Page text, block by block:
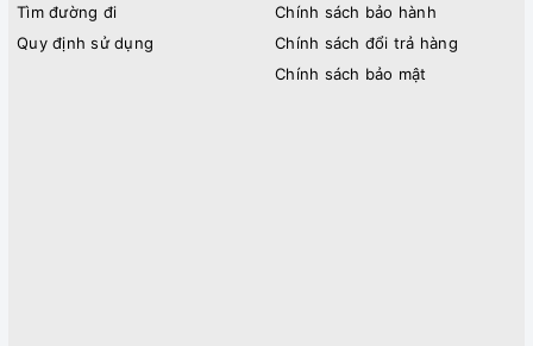
Tìm đường đi
Quy định sử dụng
Chính sách bảo hành
Chính sách đổi trả hàng
Chính sách bảo mật